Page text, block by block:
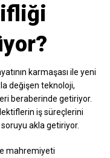
karmaşası ile yeni
değişen teknoloji,
beraberinde getiriyor.
iş süreçlerini
akla getiriyor.
mahremiyeti